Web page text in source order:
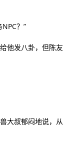
？”
他发八卦，但陈友
大叔郁闷地说，从